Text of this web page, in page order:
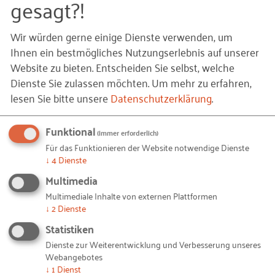
Schonung der natürlichen Ressourcen ab, sondern
ebenso ein Beitrag zur Sicherung der
Wettbewerbsfähigkeit der produzierenden
Wirtschaft, insbesondere des Mittelstandes.
Eine Energie- und Stoffstromanalyse ermöglicht die
Analyse der Material- und Stoffströme innerhalb
eines Produktionssystems. Die Analyse erleichtert
es, Ressourcen sparsam einzusetzen, Kosten zu
sparen und die Produktion nachhaltiger zu
gestalten.
Weitere Faktenblätter, die in der Reihe "Effizient mit
Ressourcen umgehen" erschienen sind:
Faktenblatt: Materialflusskostenrechnung
Die Materialflusskostenrechnung ist eine
gesagt?!
Wir würden gerne einige Dienste verwenden, um
Ihnen ein bestmögliches Nutzungserlebnis auf unserer
Website zu bieten. Entscheiden Sie selbst, welche
Dienste Sie zulassen möchten.Um mehr zu erfahren,
lesen Sie bitte unsereDatenschutzerklärung.
Funktional(immer erforderlich)
Für das Funktionieren der Website notwendige Dienste
↓ 4Dienste
Multimedia
Multimediale Inhalte von externen Plattformen
↓ 2Dienste
Statistiken
Dienste zur Weiterentwicklung und Verbesserung unseres
Webangebotes
↓ 1 Dienst